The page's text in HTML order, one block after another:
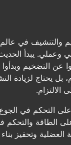
في عالم
وعملي. يبدأ
التضخيم
يحتاج لزيادة
الالتزام.
التحكم في
الطاقة
العضلية وتحفيز